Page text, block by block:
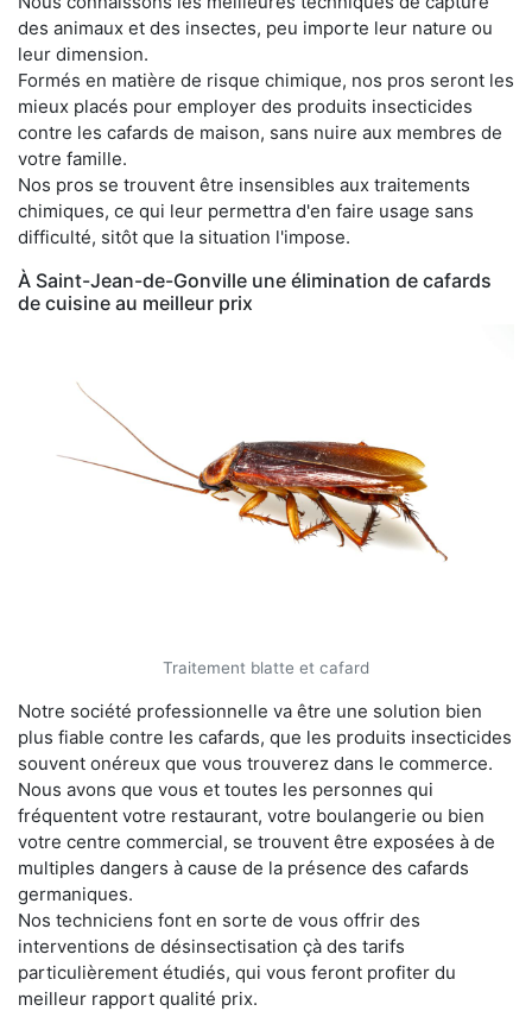
des animaux et des insectes, peu importe leur nature ou
leur dimension.
Formés en matière de risque chimique, nos pros seront les
mieux placés pour employer des produits insecticides
contre les cafards de maison, sans nuire aux membres de
votre famille.
Nos pros se trouvent être insensibles aux traitements
chimiques, ce qui leur permettra d'en faire usage sans
difficulté, sitôt que la situation l'impose.
À Saint-Jean-de-Gonville une élimination de cafards
de cuisine au meilleur prix
Traitement blatte et cafard
Notre société professionnelle va être une solution bien
plus fiable contre les cafards, que les produits insecticides
souvent onéreux que vous trouverez dans le commerce.
Nous avons que vous et toutes les personnes qui
fréquentent votre restaurant, votre boulangerie ou bien
votre centre commercial, se trouvent être exposées à de
multiples dangers à cause de la présence des cafards
germaniques.
Nos techniciens font en sorte de vous offrir des
interventions de désinsectisation çà des tarifs
particulièrement étudiés, qui vous feront profiter du
meilleur rapport qualité prix.